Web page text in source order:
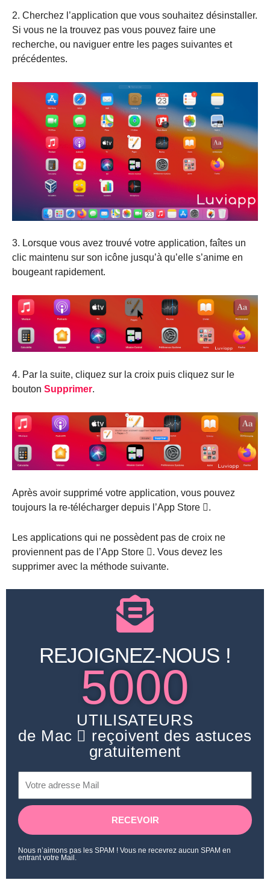
2. Cherchez l’application que vous souhaitez désinstaller.
Si vous ne la trouvez pas vous pouvez faire une
recherche, ou naviguer entre les pages suivantes et
précédentes.
3. Lorsque vous avez trouvé votre application, faîtes un
clic maintenu sur son icône jusqu’à qu’elle s’anime en
bougeant rapidement.
4. Par la suite, cliquez sur la croix puis cliquez sur le
bouton Supprimer.
Après avoir supprimé votre application, vous pouvez
toujours la re-télécharger depuis l’App Store .
Les applications qui ne possèdent pas de croix ne
proviennent pas de l’App Store . Vous devez les
supprimer avec la méthode suivante.
REJOIGNEZ-NOUS !
5000
UTILISATEURS
de Mac  reçoivent des astuces
gratuitement
RECEVOIR
Nous n’aimons pas les SPAM ! Vous ne recevrez aucun SPAM en
entrant votre Mail.